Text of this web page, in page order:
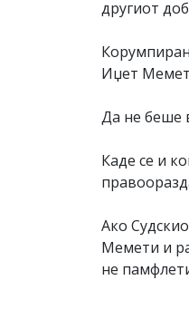
другиот
Иџет
Да не беше
Каде се и
Ако
Мемети и
не